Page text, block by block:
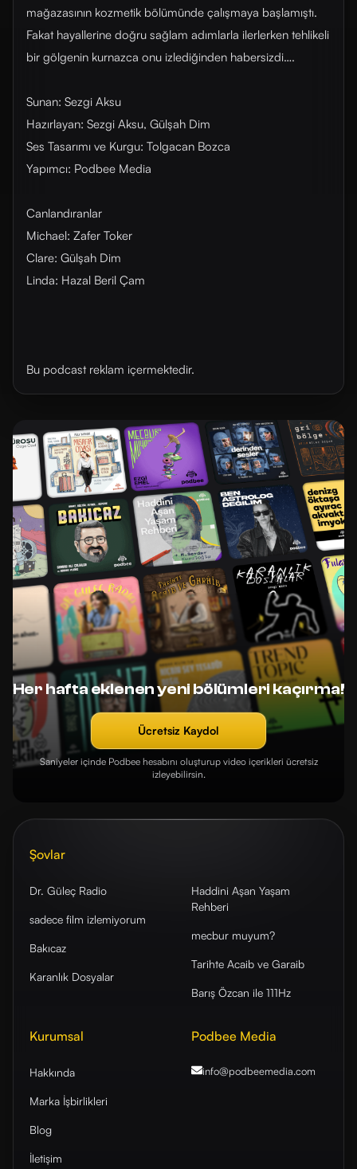
mağazasının kozmetik bölümünde çalışmaya başlamıştı.
Fakat hayallerine doğru sağlam adımlarla ilerlerken tehlikeli
bir gölgenin kurnazca onu izlediğinden habersizdi….
Sunan: Sezgi Aksu
Hazırlayan: Sezgi Aksu, Gülşah Dim
Ses Tasarımı ve Kurgu: Tolgacan Bozca
Yapımcı: Podbee Media
Canlandıranlar
Michael: Zafer Toker
Clare: Gülşah Dim
Linda: Hazal Beril Çam
Bu podcast reklam içermektedir.
Her hafta eklenen yeni bölümleri kaçırma!
Ücretsiz Kaydol
Saniyeler içinde Podbee hesabını oluşturup video içerikleri ücretsiz
izleyebilirsin.
Şovlar
Dr. Güleç Radio
sadece film izlemiyorum
Bakıcaz
Karanlık Dosyalar
Haddini Aşan Yaşam
Rehberi
mecbur muyum?
Tarihte Acaib ve Garaib
Barış Özcan ile 111Hz
Kurumsal
Hakkında
Marka İşbirlikleri
Blog
İletişim
Podbee Media
info@podbeemedia.com